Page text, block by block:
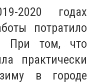
2020 годах
потратило
При том, что
практически
в городе